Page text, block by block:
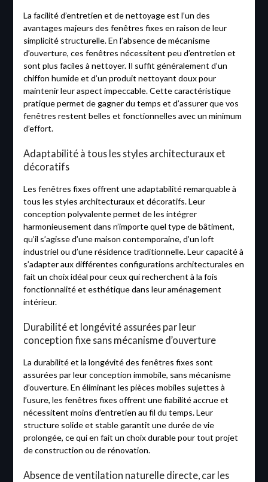
La facilité d’entretien et de nettoyage est l’un des
avantages majeurs des fenêtres fixes en raison de leur
simplicité structurelle. En l’absence de mécanisme
d’ouverture, ces fenêtres nécessitent peu d’entretien et
sont plus faciles à nettoyer. Il suffit généralement d’un
chiffon humide et d’un produit nettoyant doux pour
maintenir leur aspect impeccable. Cette caractéristique
pratique permet de gagner du temps et d’assurer que vos
fenêtres restent belles et fonctionnelles avec un minimum
d’effort.
Adaptabilité à tous les styles architecturaux et
décoratifs
Les fenêtres fixes offrent une adaptabilité remarquable à
tous les styles architecturaux et décoratifs. Leur
conception polyvalente permet de les intégrer
harmonieusement dans n’importe quel type de bâtiment,
qu’il s’agisse d’une maison contemporaine, d’un loft
industriel ou d’une résidence traditionnelle. Leur capacité à
s’adapter aux différentes configurations architecturales en
fait un choix idéal pour ceux qui recherchent à la fois
fonctionnalité et esthétique dans leur aménagement
intérieur.
Durabilité et longévité assurées par leur
conception fixe sans mécanisme d’ouverture
La durabilité et la longévité des fenêtres fixes sont
assurées par leur conception immobile, sans mécanisme
d’ouverture. En éliminant les pièces mobiles sujettes à
l’usure, les fenêtres fixes offrent une fiabilité accrue et
nécessitent moins d’entretien au fil du temps. Leur
structure solide et stable garantit une durée de vie
prolongée, ce qui en fait un choix durable pour tout projet
de construction ou de rénovation.
Absence de ventilation naturelle directe, car les